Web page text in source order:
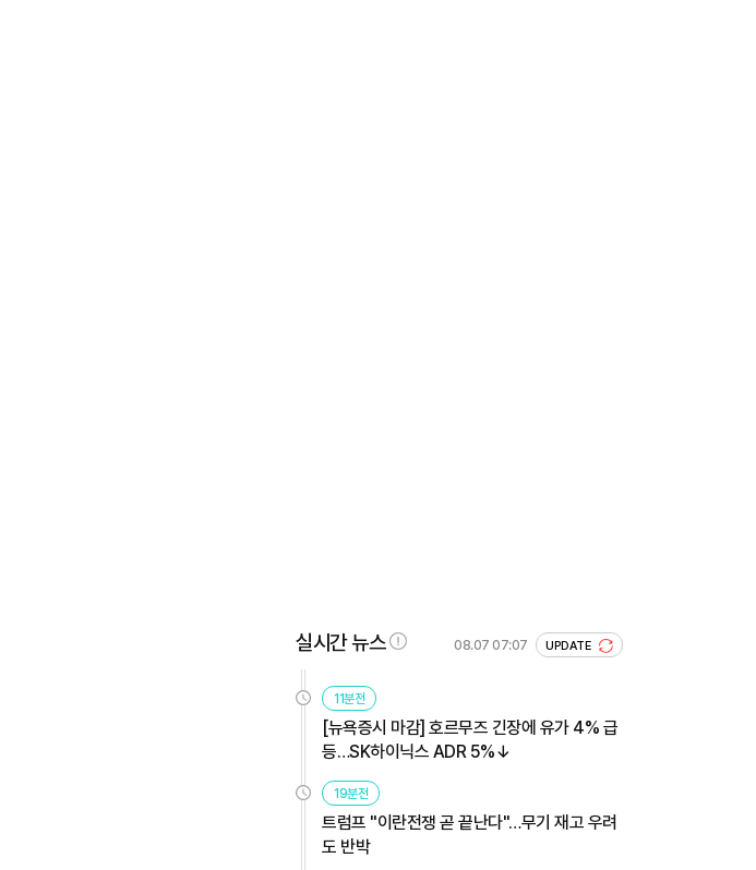
실시간 뉴스 08.07 07:07 UPDATE
11분전
[뉴욕증시 마감] 호르무즈 긴장에 유가 4% 급
등…SK하이닉스 ADR 5%↓
19분전
트럼프 "이란전쟁 곧 끝난다"…무기 재고 우려
도 반박